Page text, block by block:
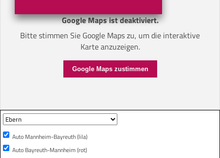
Google Maps ist deaktiviert.
Bitte stimmen Sie Google Maps zu, um die interaktive
Karte anzuzeigen.
Google Maps zustimmen
Auto Mannheim-Bayreuth (lila)
Auto Bayreuth-Mannheim (rot)